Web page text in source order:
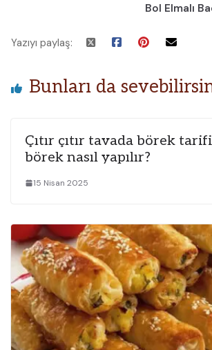
Bol Elmalı
Yazıyı paylaş:
Bunları da
Çıtır çıtır tavada börek
börek nasıl yapılır?
15 Nisan 2025